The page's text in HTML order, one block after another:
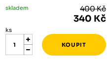
skladem 400 Kč
340 Kč
ks